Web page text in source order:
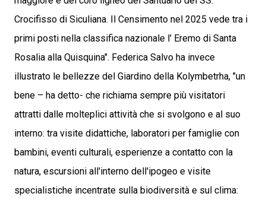
Crocifisso di Siculiana. Il Censimento nel 2025 vede tra i
primi posti nella classifica nazionale l' Eremo di Santa
Rosalia alla Quisquina". Federica Salvo ha invece
illustrato le bellezze del Giardino della Kolymbetrha, "un
bene – ha detto- che richiama sempre più visitatori
attratti dalle molteplici attività che si svolgono e al suo
interno: tra visite didattiche, laboratori per famiglie con
bambini, eventi culturali, esperienze a contatto con la
natura, escursioni all'interno dell'ipogeo e visite
specialistiche incentrate sulla biodiversità e sul clima: